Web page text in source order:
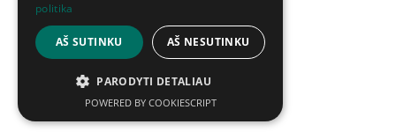
politika
AŠ SUTINKU AŠ NESUTINKU
PARODYTI DETALIAU
POWERED BY COOKIESCRIPT